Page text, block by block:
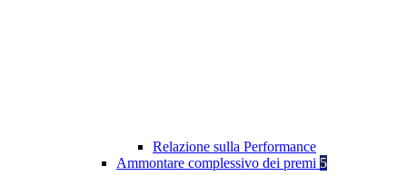
Relazione sulla Performance
Ammontare complessivo dei premi 5